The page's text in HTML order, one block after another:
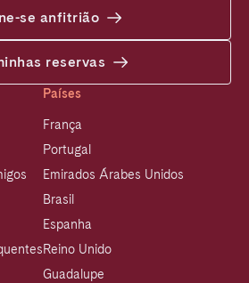
se anfitrião
reservas
Países
França
Portugal
Emirados Árabes Unidos
Brasil
Espanha
Reino Unido
Guadalupe